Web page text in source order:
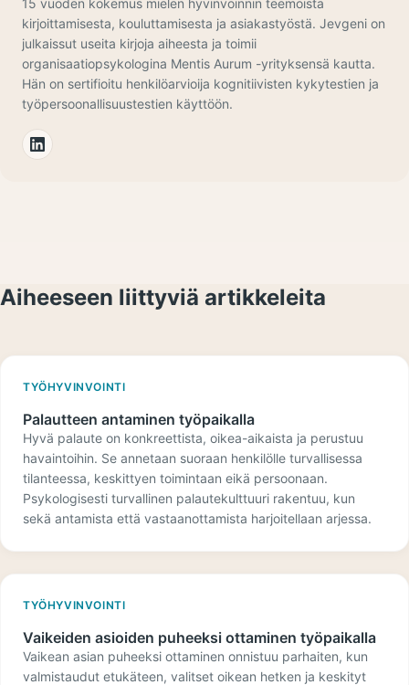
15 vuoden kokemus mielen hyvinvoinnin teemoista
kirjoittamisesta, kouluttamisesta ja asiakastyöstä. Jevgeni on
julkaissut useita kirjoja aiheesta ja toimii
organisaatiopsykologina Mentis Aurum -yrityksensä kautta.
Hän on sertifioitu henkilöarvioija kognitiivisten kykytestien ja
työpersoonallisuustestien käyttöön.
Aiheeseen liittyviä artikkeleita
TYÖHYVINVOINTI
Palautteen antaminen työpaikalla
Hyvä palaute on konkreettista, oikea-aikaista ja perustuu
havaintoihin. Se annetaan suoraan henkilölle turvallisessa
tilanteessa, keskittyen toimintaan eikä persoonaan.
Psykologisesti turvallinen palautekulttuuri rakentuu, kun
sekä antamista että vastaanottamista harjoitellaan arjessa.
TYÖHYVINVOINTI
Vaikeiden asioiden puheeksi ottaminen työpaikalla
Vaikean asian puheeksi ottaminen onnistuu parhaiten, kun
valmistaudut etukäteen, valitset oikean hetken ja keskityt